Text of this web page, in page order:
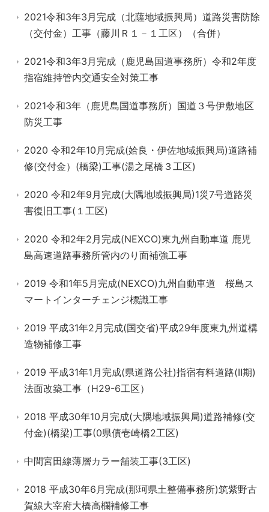
2021令和3年3月完成（北薩地域振興局）道路災害防除
（交付金）工事（藤川Ｒ１－１工区）（合併）
2021令和3年3月完成（鹿児島国道事務所）令和2年度
指宿維持管内交通安全対策工事
2021令和3年（鹿児島国道事務所）国道３号伊敷地区
防災工事
2020 令和2年10月完成(姶良・伊佐地域振興局)道路補
修(交付金）(橋梁)工事(湯之尾橋３工区)
2020 令和2年9月完成(大隅地域振興局)1災7号道路災
害復旧工事(１工区)
2020 令和2年2月完成(NEXCO)東九州自動車道 鹿児
島高速道路事務所管内のり面補強工事
2019 令和1年5月完成(NEXCO)九州自動車道 桜島ス
マートインターチェンジ標識工事
2019 平成31年2月完成(国交省)平成29年度東九州道構
造物補修工事
2019 平成31年1月完成(県道路公社)指宿有料道路(Ⅱ期)
法面改築工事（H29-6工区）
2018 平成30年10月完成(大隅地域振興局)道路補修(交
付金)(橋梁)工事(0県債壱崎橋2工区)
中間宮田線薄層カラー舗装工事(3工区)
2018 平成30年6月完成(那珂県土整備事務所)筑紫野古
賀線大宰府大橋高欄補修工事